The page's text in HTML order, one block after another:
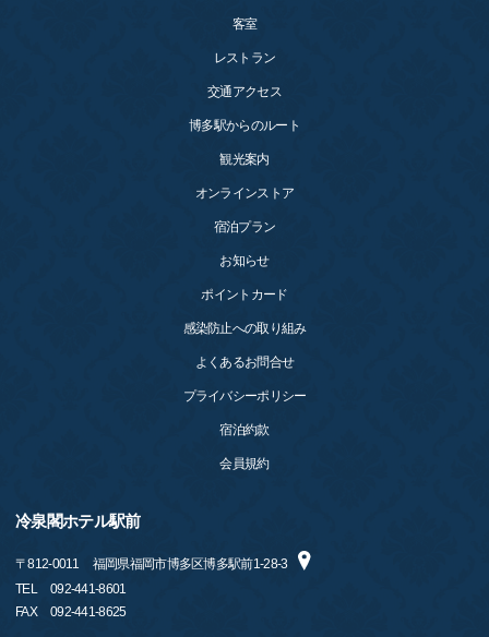
客室
レストラン
交通アクセス
博多駅からのルート
観光案内
オンラインストア
宿泊プラン
お知らせ
ポイントカード
感染防止への取り組み
よくあるお問合せ
プライバシーポリシー
宿泊約款
会員規約
冷泉閣ホテル駅前
〒812-0011
福岡県福岡市博多区博多駅前1-28-3
TEL
092-441-8601
FAX
092-441-8625